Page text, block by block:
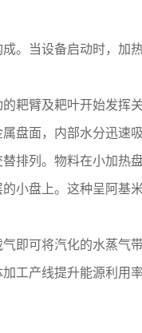
。当设备启动时，加
耙臂及耙叶开始发挥
盘面，内部水分迅速吸
排列。物料在小加热
小盘上。这种呈阿基
即可将汽化的水蒸气
工产线提升能源利用